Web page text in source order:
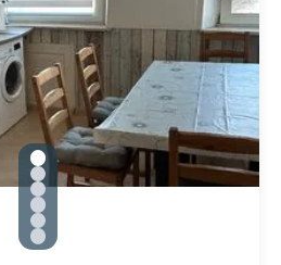
gallery.slide_selector
Zu Slide 1 wechseln
Zu Slide 2 wechseln
Zu Slide 3 wechseln
Zu Slide 4 wechseln
Zu Slide 5 wechseln
Zu Slide 6 wechseln